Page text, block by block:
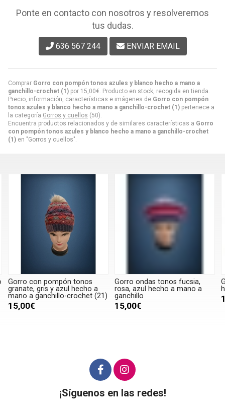
Comprar Gorro con pompón tonos azules y blanco hecho a mano a
ganchillo-crochet (1) por 15,00€ . Producto en stock, recogida en tienda.
Precio, información, características e imágenes de Gorro con pompón
tonos azules y blanco hecho a mano a ganchillo-crochet (1) pertenece a
la categoría Gorros y cuellos (50).
Encuentra productos relacionados y de similares características a Gorro
con pompón tonos azules y blanco hecho a mano a ganchillo-crochet
(1) en "Gorros y cuellos".
Ponte en contacto con nosotros y resolveremos
tus dudas.
636 567 244 ENVIAR EMAIL
Gorro con pompón tonos
granate, gris y azul hecho a
mano a ganchillo-crochet (21)
15,00€
Gorro ondas tonos fucsia,
rosa, azul hecho a mano a
ganchillo
15,00€
¡Síguenos en las redes!